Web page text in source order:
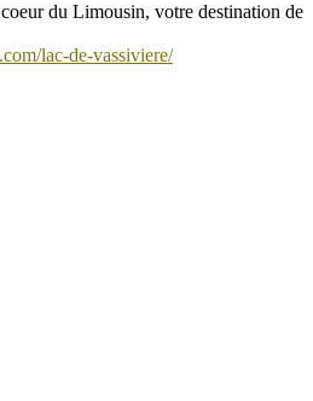
du Limousin, votre destination de
lac-de-vassiviere/